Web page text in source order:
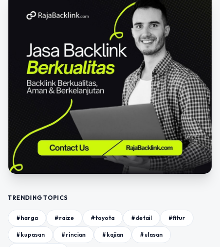
TRENDING TOPICS
#harga #raize #toyota #detail #fitur
#kupasan #rincian #kajian #ulasan